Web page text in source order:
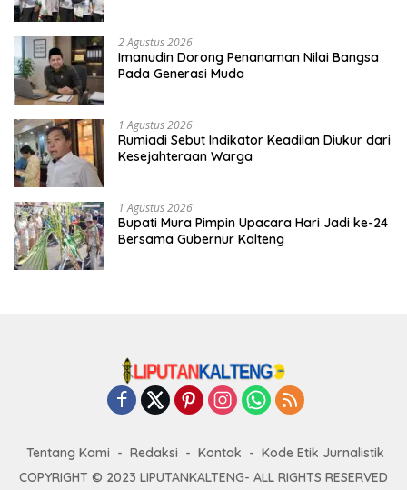
2 Agustus 2026
Imanudin Dorong Penanaman Nilai Bangsa
Pada Generasi Muda
1 Agustus 2026
Rumiadi Sebut Indikator Keadilan Diukur dari
Kesejahteraan Warga
1 Agustus 2026
Bupati Mura Pimpin Upacara Hari Jadi ke-24
Bersama Gubernur Kalteng
Tentang Kami Redaksi Kontak
Kode Etik Jurnalistik
COPYRIGHT © 2023 LIPUTANKALTENG- ALL RIGHTS RESERVED